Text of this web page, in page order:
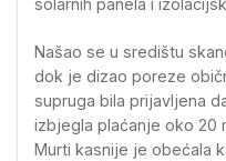
Našao se u središtu
dok je dizao poreze
supruga bila prijavljena
izbjegla plaćanje oko 20
Murti kasnije je obećala